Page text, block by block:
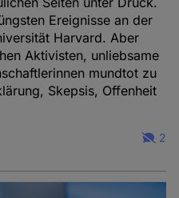
Ereignisse an der
Harvard. Aber
Aktivisten, unliebsame
mundtot zu
Skepsis, Offenheit
2